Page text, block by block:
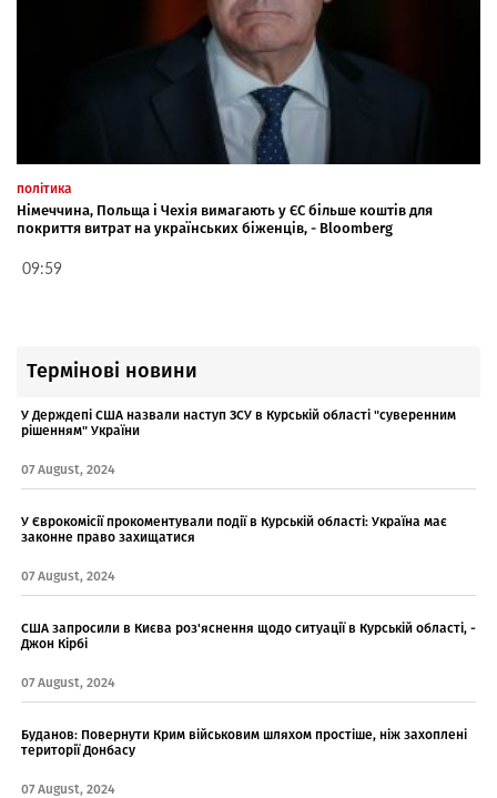
політика
Німеччина, Польща і Чехія вимагають у ЄС більше коштів для
покриття витрат на українських біженців, - Bloomberg
09:59
Термінові новини
У Держдепі США назвали наступ ЗСУ в Курській області "суверенним
рішенням" України
07 August, 2024
У Єврокомісії прокоментували події в Курській області: Україна має
законне право захищатися
07 August, 2024
США запросили в Києва роз'яснення щодо ситуації в Курській області, -
Джон Кірбі
07 August, 2024
Буданов: Повернути Крим військовим шляхом простіше, ніж захоплені
території Донбасу
07 August, 2024